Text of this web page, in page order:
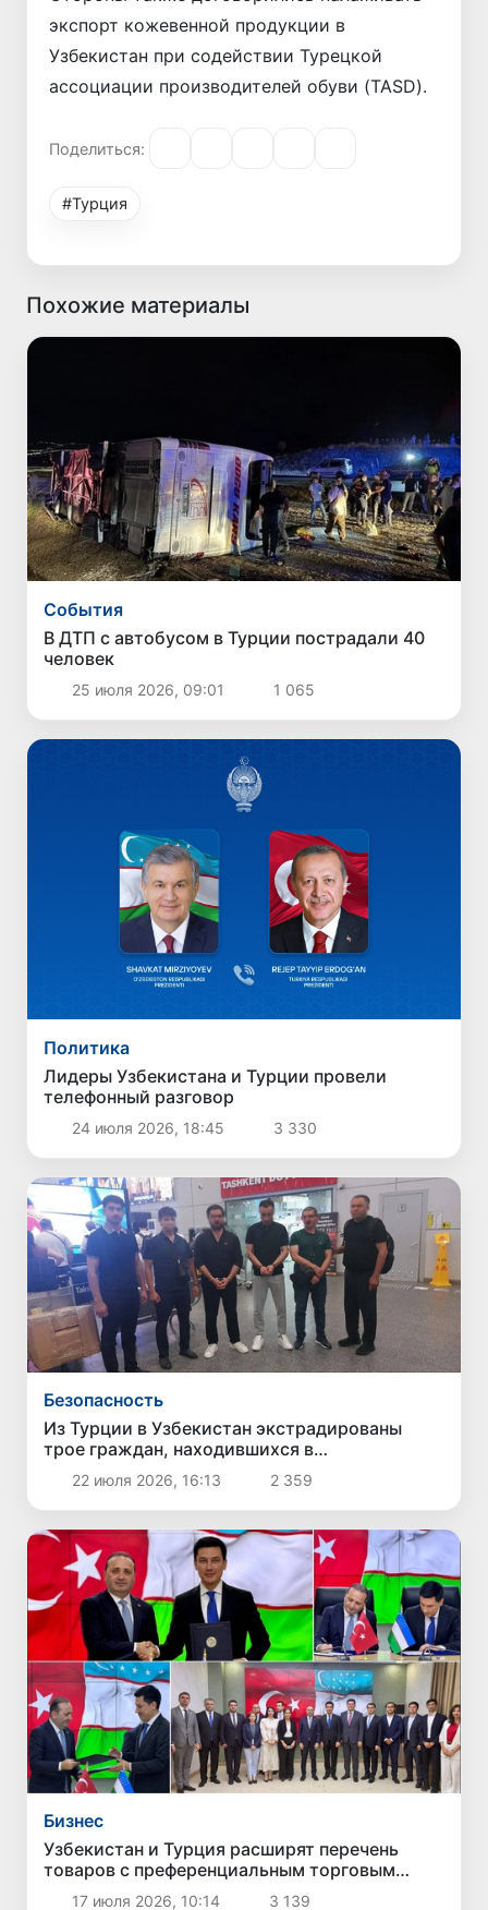
экспорт кожевенной продукции в
Узбекистан при содействии Турецкой
ассоциации производителей обуви (TASD).
Поделиться:
#Турция
Похожие материалы
Cобытия
В ДТП с автобусом в Турции пострадали 40
человек
25 июля 2026, 09:01 1 065
Политика
Лидеры Узбекистана и Турции провели
телефонный разговор
24 июля 2026, 18:45 3 330
Безопасность
Из Турции в Узбекистан экстрадированы
трое граждан, находившихся в
международном розыске по линии
Интерпола
22 июля 2026, 16:13 2 359
Бизнес
Узбекистан и Турция расширят перечень
товаров с преференциальным торговым
режимом
17 июля 2026, 10:14 3 139